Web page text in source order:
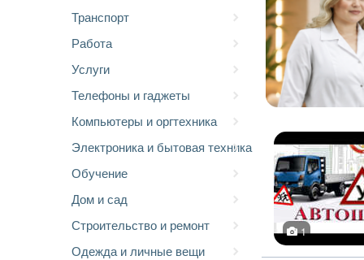
Транспорт
Работа
Услуги
Телефоны и гаджеты
Компьютеры и оргтехника
Электроника и бытовая техника
Обучение
Дом и сад
Строительство и ремонт
Одежда и личные вещи
1